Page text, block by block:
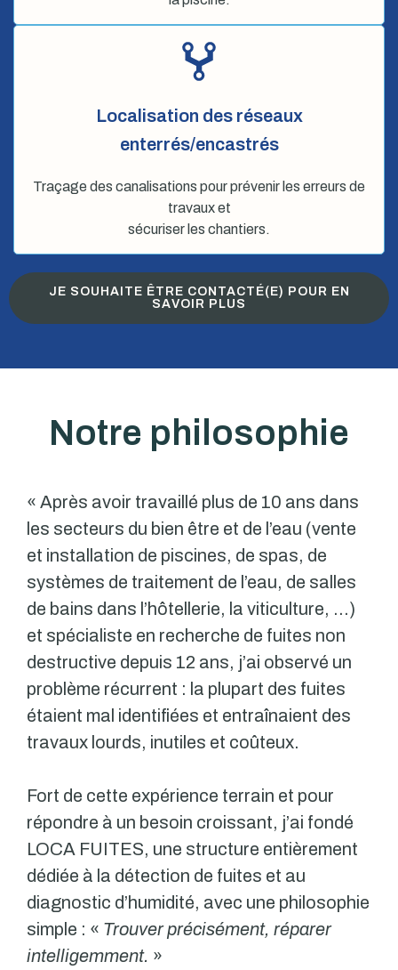
Localisation des réseaux
enterrés/encastrés
Traçage des canalisations pour prévenir les erreurs de
travaux et
sécuriser les chantiers.
JE SOUHAITE ÊTRE CONTACTÉ(E) POUR EN
SAVOIR PLUS
Notre philosophie
« Après avoir travaillé plus de 10 ans dans
les secteurs du bien être et de l’eau (vente
et installation de piscines, de spas, de
systèmes de traitement de l’eau, de salles
de bains dans l’hôtellerie, la viticulture, …)
et spécialiste en recherche de fuites non
destructive depuis 12 ans, j’ai observé un
problème récurrent : la plupart des fuites
étaient mal identifiées et entraînaient des
travaux lourds, inutiles et coûteux.
Fort de cette expérience terrain et pour
répondre à un besoin croissant, j’ai fondé
LOCA FUITES, une structure entièrement
dédiée à la détection de fuites et au
diagnostic d’humidité, avec une philosophie
simple : « Trouver précisément, réparer
intelligemment. »